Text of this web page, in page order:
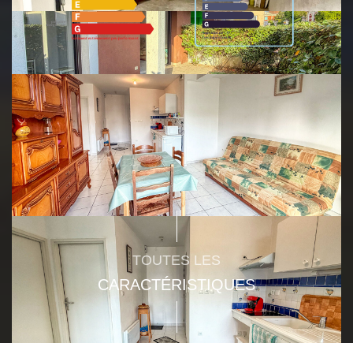
Montant estimé des dépenses annuelles d'énergie pour un
usage standard entre 480€ et 690€. indexées aux années
2021,2022 et 2023 (abonnement compris).
Ce bien est soumis à un diagnostic ERP (État des Risques et
Pollutions). Pour en savoir plus, rendez-vous sur
https://www.georisques.gouv.fr/
TOUTES LES
CARACTÉRISTIQUES